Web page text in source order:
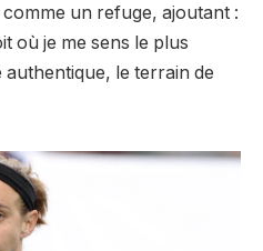
un refuge, ajoutant :
où je me sens le plus
le terrain de